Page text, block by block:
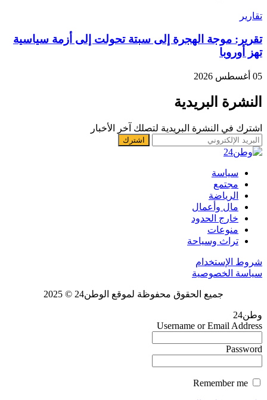
تقارير
تقرير: موجة الهجرة إلى سبتة تحولت إلى أزمة سياسية
تهز أوروبا
05 أغسطس 2026
النشرة البريدية
اشترك في النشرة البريدية لتصلك آخر الأخبار
سياسة
مجتمع
الرياضة
مال وأعمال
خارج الحدود
منوعات
تراث وسياحة
شروط الإستخدام
سياسة الخصوصية
جميع الحقوق محفوظة لموقع الوطن24 © 2025
وطن24
Username or Email Address
Password